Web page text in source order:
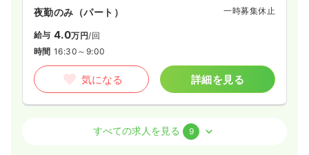
夜勤のみ（パート） 一時募集休止
給与 4.0万円/回
時間 16:30～9:00
気になる 詳細を見る
正看護師
すべての求人を見る 9